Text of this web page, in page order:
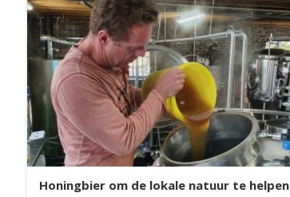
Honingbier om de lokale natuur te helpen